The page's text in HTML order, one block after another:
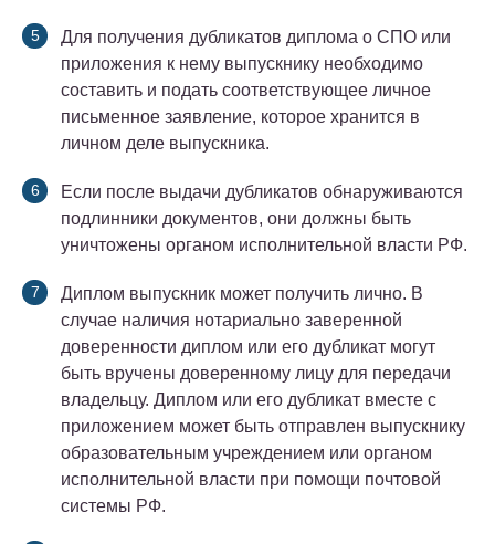
Для получения дубликатов диплома о СПО или
приложения к нему выпускнику необходимо
составить и подать соответствующее личное
письменное заявление, которое хранится в
личном деле выпускника.
Если после выдачи дубликатов обнаруживаются
подлинники документов, они должны быть
уничтожены органом исполнительной власти РФ.
Диплом выпускник может получить лично. В
случае наличия нотариально заверенной
доверенности диплом или его дубликат могут
быть вручены доверенному лицу для передачи
владельцу. Диплом или его дубликат вместе с
приложением может быть отправлен выпускнику
образовательным учреждением или органом
исполнительной власти при помощи почтовой
системы РФ.